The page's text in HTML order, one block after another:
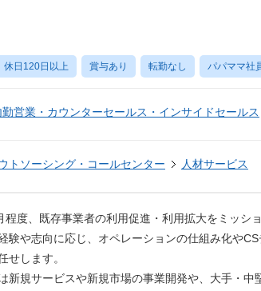
休日120日以上 賞与あり 転勤なし パパママ社
勤営業・カウンターセールス・インサイドセールス
トソーシング・コールセンター 人材サービス
程度、既存事業者の利用促進・利用拡大をミッシ
験や志向に応じ、オペレーションの仕組み化や
せします。
新規サービスや新規市場の事業開発や、大手・